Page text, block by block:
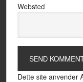
Websted
Dette site anvender